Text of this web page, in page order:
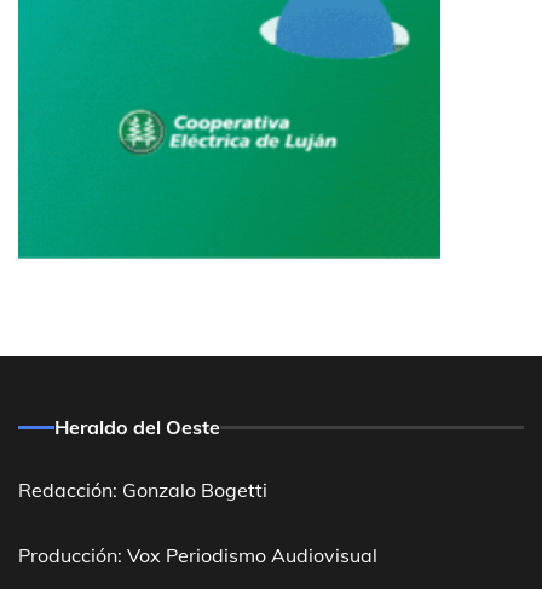
Heraldo del Oeste
Redacción: Gonzalo Bogetti
Producción: Vox Periodismo Audiovisual